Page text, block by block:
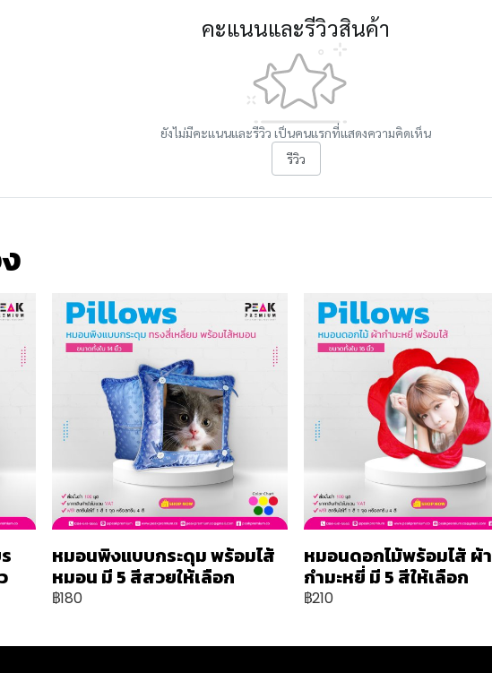
คะแนนและรีวิวสินค้า
ยังไม่มีคะแนนและรีวิว เป็นคนแรกที่แสดงความคิดเห็น
รีวิว
หมอนพิงแบบกระดุม พร้อมไส้
หมอน มี 5 สีสวยให้เลือก
฿180
หมอนดอกไม้พร้อมไส้ ผ้า
กำมะหยี่ มี 5 สีให้เลือก
฿210